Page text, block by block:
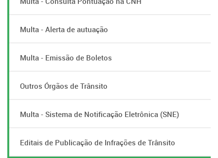
Multa - Alerta de autuação
Multa - Emissão de Boletos
Outros Órgãos de Trânsito
Multa - Sistema de Notificação Eletrônica (SNE)
Editais de Publicação de Infrações de Trânsito